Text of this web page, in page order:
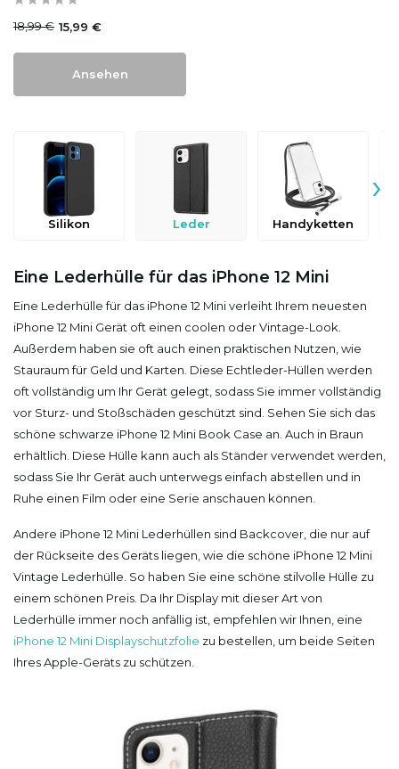
18,99 € 15,99 €
Ansehen
Silikon Leder Handyketten
›
Eine Lederhülle für das iPhone 12 Mini
Eine Lederhülle für das iPhone 12 Mini verleiht Ihrem neuesten
iPhone 12 Mini Gerät oft einen coolen oder Vintage-Look.
Außerdem haben sie oft auch einen praktischen Nutzen, wie
Stauraum für Geld und Karten. Diese Echtleder-Hüllen werden
oft vollständig um Ihr Gerät gelegt, sodass Sie immer vollständig
vor Sturz- und Stoßschäden geschützt sind. Sehen Sie sich das
schöne schwarze iPhone 12 Mini Book Case an. Auch in Braun
erhältlich. Diese Hülle kann auch als Ständer verwendet werden,
sodass Sie Ihr Gerät auch unterwegs einfach abstellen und in
Ruhe einen Film oder eine Serie anschauen können.
Andere iPhone 12 Mini Lederhüllen sind Backcover, die nur auf
der Rückseite des Geräts liegen, wie die schöne iPhone 12 Mini
Vintage Lederhülle. So haben Sie eine schöne stilvolle Hülle zu
einem schönen Preis. Da Ihr Display mit dieser Art von
Lederhülle immer noch anfällig ist, empfehlen wir Ihnen, eine
iPhone 12 Mini Displayschutzfolie zu bestellen, um beide Seiten
Ihres Apple-Geräts zu schützen.